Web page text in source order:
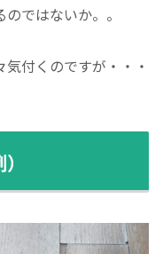
ではないか。。
付くのですが・・・